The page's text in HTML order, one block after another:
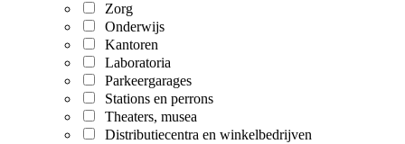
Zorg
Onderwijs
Kantoren
Laboratoria
Parkeergarages
Stations en perrons
Theaters, musea
Distributiecentra en winkelbedrijven